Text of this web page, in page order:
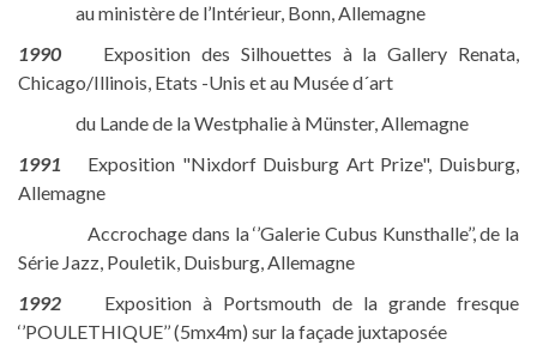
au ministère de l’Intérieur, Bonn, Allemagne
1990 Exposition des Silhouettes à la Gallery Renata,
Chicago/Illinois, Etats -Unis et au Musée d´art
du Lande de la Westphalie à Münster, Allemagne
1991 Exposition "Nixdorf Duisburg Art Prize", Duisburg,
Allemagne
Accrochage dans la ‘’Galerie Cubus Kunsthalle’’, de la
Série Jazz, Pouletik, Duisburg, Allemagne
1992 Exposition à Portsmouth de la grande fresque
‘’POULETHIQUE’’ (5mx4m) sur la façade juxtaposée